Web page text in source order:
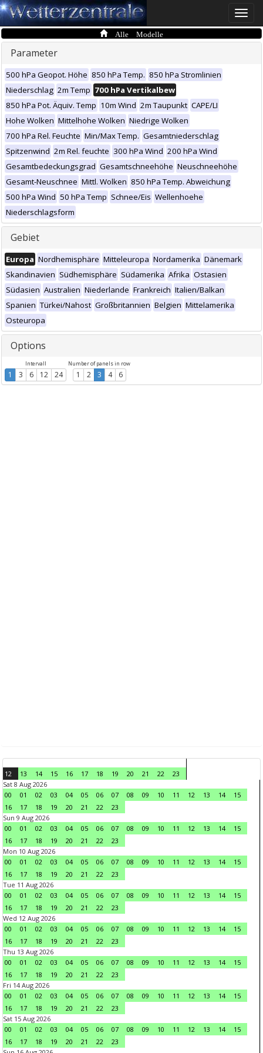
Toggle
Alle Modelle
Parameter
500 hPa Geopot. Höhe 850 hPa Temp. 850 hPa Stromlinien
Niederschlag 2m Temp 700 hPa Vertikalbew
850 hPa Pot. Äquiv. Temp 10m Wind 2m Taupunkt CAPE/LI
Hohe Wolken Mittelhohe Wolken Niedrige Wolken
700 hPa Rel. Feuchte Min/Max Temp. Gesamtniederschlag
Spitzenwind 2m Rel. feuchte 300 hPa Wind 200 hPa Wind
Gesamtbedeckungsgrad Gesamtschneehöhe Neuschneehöhe
Gesamt-Neuschnee Mittl. Wolken 850 hPa Temp. Abweichung
500 hPa Wind 50 hPa Temp Schnee/Eis Wellenhoehe
Niederschlagsform
Gebiet
Europa Nordhemisphäre Mitteleuropa Nordamerika Dänemark
Skandinavien Südhemisphäre Südamerika Afrika Ostasien
Südasien Australien Niederlande Frankreich Italien/Balkan
Spanien Türkei/Nahost Großbritannien Belgien Mittelamerika
Osteuropa
Options
Intervall
1 3 6 12 24
Number of panels in row
1 2 3 4 6
12 13 14 15 16 17 18 19 20 21 22
23
Sat 8 Aug 2026
00
01 02 03 04 05 06 07 08 09 10 11 12 13 14
15
16
17 18 19 20 21 22
23
Sun 9 Aug 2026
00
01 02 03 04 05 06 07 08 09 10 11 12 13 14
15
16
17 18 19 20 21 22
23
Mon 10 Aug 2026
00
01 02 03 04 05 06 07 08 09 10 11 12 13 14
15
16
17 18 19 20 21 22
23
Tue 11 Aug 2026
00
01 02 03 04 05 06 07 08 09 10 11 12 13 14
15
16
17 18 19 20 21 22
23
Wed 12 Aug 2026
00
01 02 03 04 05 06 07 08 09 10 11 12 13 14
15
16
17 18 19 20 21 22
23
Thu 13 Aug 2026
00
01 02 03 04 05 06 07 08 09 10 11 12 13 14
15
16
17 18 19 20 21 22
23
Fri 14 Aug 2026
00
01 02 03 04 05 06 07 08 09 10 11 12 13 14
15
16
17 18 19 20 21 22
23
Sat 15 Aug 2026
00
01 02 03 04 05 06 07 08 09 10 11 12 13 14
15
16
17 18 19 20 21 22
23